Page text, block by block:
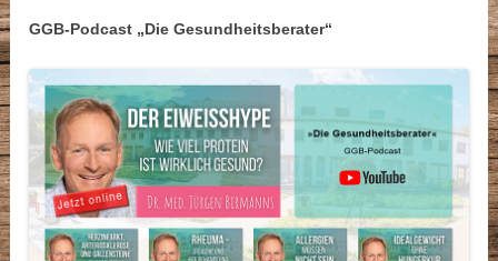
GGB-Podcast „Die Gesundheitsberater“